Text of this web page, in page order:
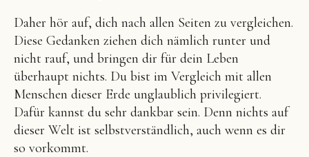
Daher hör auf, dich nach allen Seiten zu vergleichen.
Diese Gedanken ziehen dich nämlich runter und
nicht rauf, und bringen dir für dein Leben
überhaupt nichts. Du bist im Vergleich mit allen
Menschen dieser Erde unglaublich privilegiert.
Dafür kannst du sehr dankbar sein. Denn nichts auf
dieser Welt ist selbstverständlich, auch wenn es dir
so vorkommt.